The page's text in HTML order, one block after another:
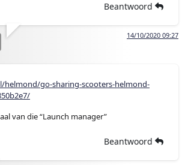
Beantwoord
14/10/2020 09:27
helmond/go-sharing-scooters-helmond-
van die “Launch manager”
Beantwoord